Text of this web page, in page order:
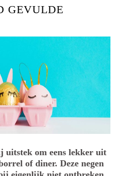
GEVULDE
uitstek om eens lekker uit
of diner. Deze negen